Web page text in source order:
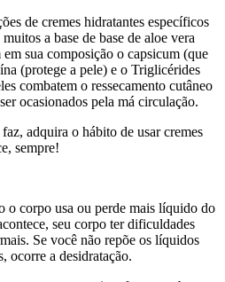
de cremes hidratantes específicos
a base de base de aloe vera
sua composição o capsicum (que
(protege a pele) e o Triglicérides
combatem o ressecamento cutâneo
ocasionados pela má circulação.
adquira o hábito de usar cremes
sempre!
o corpo usa ou perde mais líquido do
seu corpo ter dificuldades
Se você não repõe os líquidos
ocorre a desidratação.